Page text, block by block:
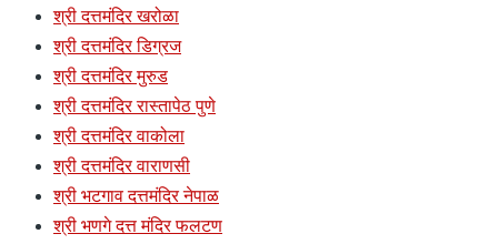
श्री दत्तमंदिर खरोळा
श्री दत्तमंदिर डिग्रज
श्री दत्तमंदिर मुरुड
श्री दत्तमंदिर रास्तापेठ पुणे
श्री दत्तमंदिर वाकोला
श्री दत्तमंदिर वाराणसी
श्री भटगाव दत्तमंदिर नेपाळ
श्री भणगे दत्त मंदिर फलटण